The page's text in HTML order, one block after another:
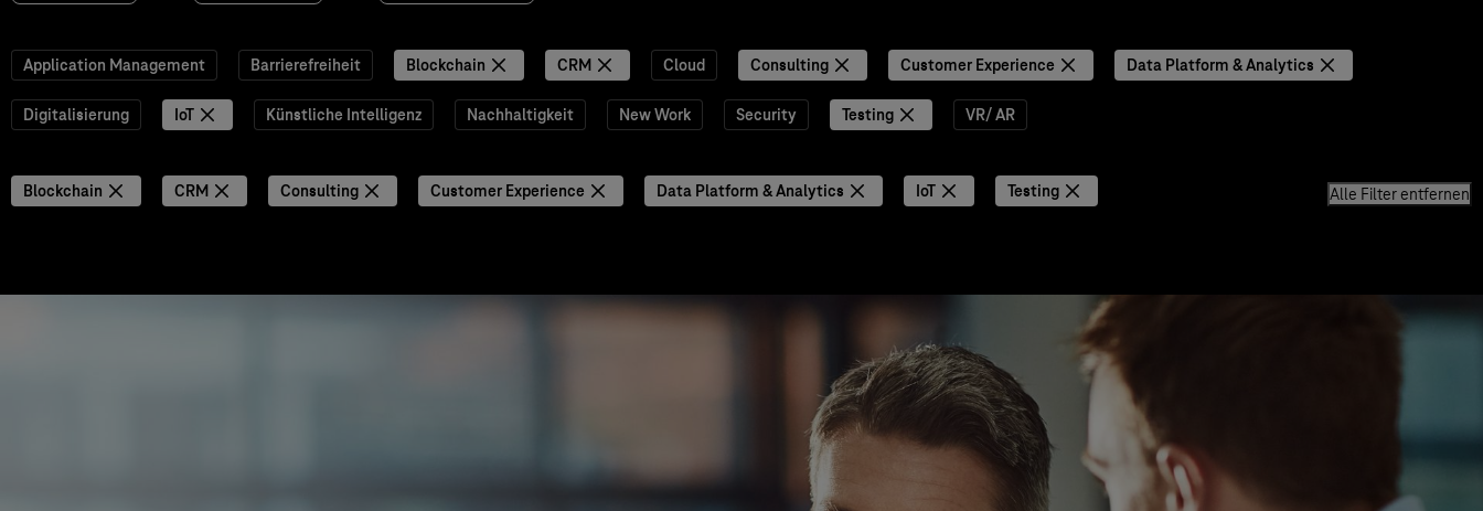
Application Management Barrierefreiheit Blockchain CRM Cloud Consulting Customer Experience Data Platform & Analytics
Digitalisierung IoT Künstliche Intelligenz Nachhaltigkeit New Work Security Testing VR/ AR
Blockchain CRM Consulting Customer Experience Data Platform & Analytics IoT Testing Alle Filter entfernen